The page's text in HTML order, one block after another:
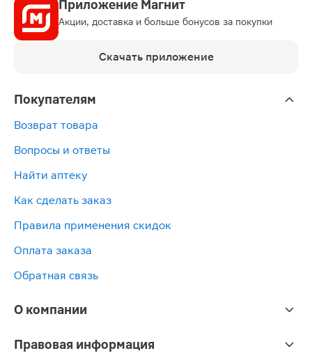
Приложение Магнит
Акции, доставка и больше бонусов за покупки
Скачать приложение
Покупателям
Возврат товара
Вопросы и ответы
Найти аптеку
Как сделать заказ
Правила применения скидок
Оплата заказа
Обратная связь
О компании
Правовая информация